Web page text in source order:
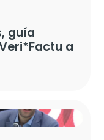
guía
a